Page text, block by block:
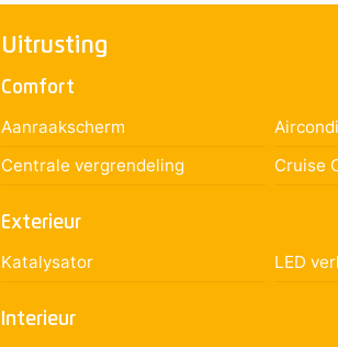
Uitrusting
Comfort
Aanraakscherm
Centrale vergrendeling
Cruise
Exterieur
Katalysator LED
Interieur